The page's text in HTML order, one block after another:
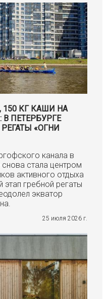
150 КГ КАШИ НА
ПЕТЕРБУРГЕ
«ОГНИ
канала в
стала центром
активного отдыха
этап гребной регаты
экватор
25 июля 2026 г.